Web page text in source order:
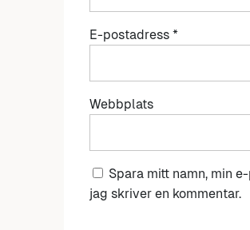
E-postadress *
Webbplats
Spara mitt namn, min
jag skriver en kommentar.